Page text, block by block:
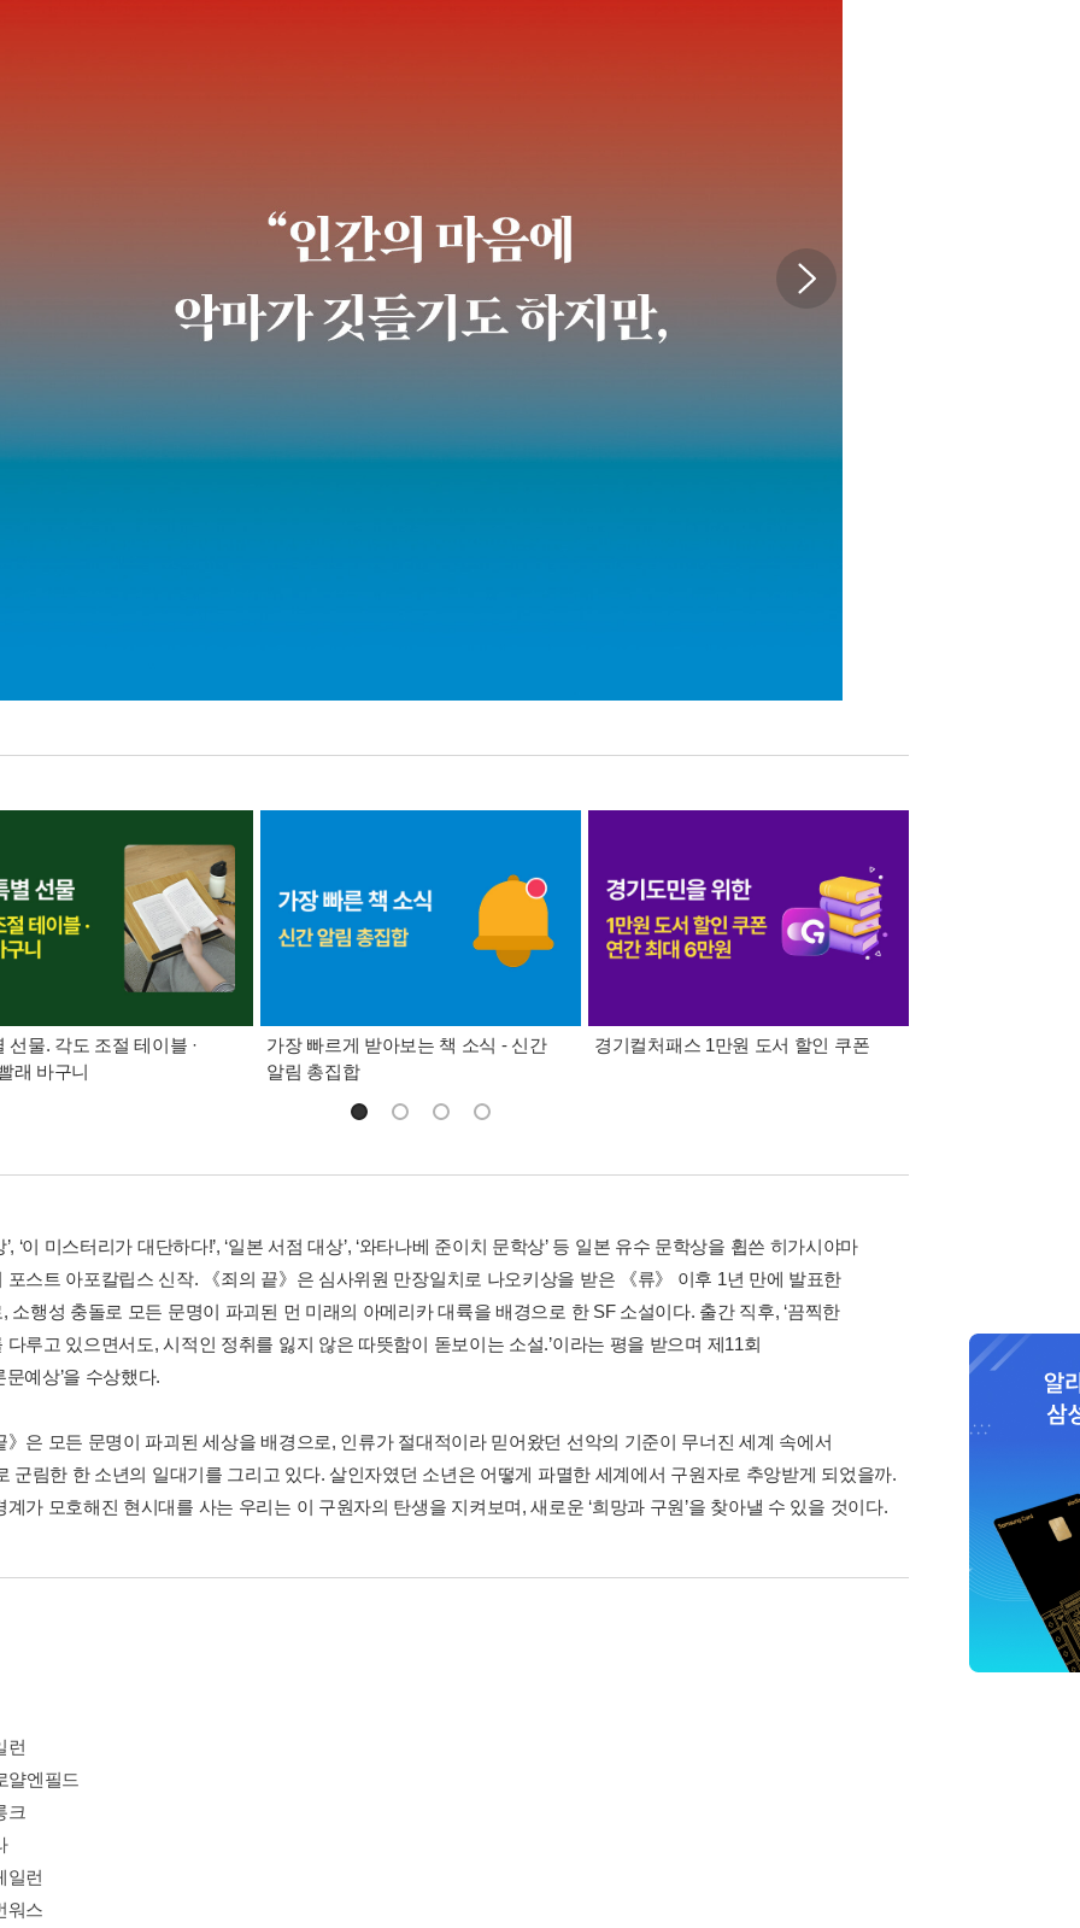
선물. 각도 조절 테이블 ·
래 바구니
가장 빠르게 받아보는 책 소식 - 신간
알림 총집합
경기컬처패스 1만원 도서 할인 쿠폰
’, ‘이 미스터리가 대단하다!’, ‘일본 서점 대상’, ‘와타나베 준이치 문학상’ 등 일본 유수 문학상을 휩쓴 히가시야마
포스트 아포칼립스 신작. 《죄의 끝》은 심사위원 만장일치로 나오키상을 받은 《류》 이후 1년 만에 발표한
소행성 충돌로 모든 문명이 파괴된 먼 미래의 아메리카 대륙을 배경으로 한 SF 소설이다. 출간 직후, ‘끔찍한
다루고 있으면서도, 시적인 정취를 잃지 않은 따뜻함이 돋보이는 소설.’이라는 평을 받으며 제11회
문예상’을 수상했다.
》은 모든 문명이 파괴된 세상을 배경으로, 인류가 절대적이라 믿어왔던 선악의 기준이 무너진 세계 속에서
군림한 한 소년의 일대기를 그리고 있다. 살인자였던 소년은 어떻게 파멸한 세계에서 구원자로 추앙받게 되었을까.
계가 모호해진 현시대를 사는 우리는 이 구원자의 탄생을 지켜보며, 새로운 ‘희망과 구원’을 찾아낼 수 있을 것이다.
런
얄엔필드
크
일런
워스